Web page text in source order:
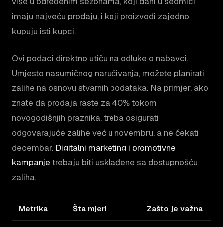
imaju najveću prodaju, i koji proizvodi zajedno
kupuju isti kupci.
Ovi podaci direktno utiču na odluke o nabavci.
Umjesto nasumičnog naručivanja, možete planirati
zalihe na osnovu stvarnih podataka. Na primjer, ako
znate da prodaja raste za 40% tokom
novogodišnjih praznika, treba osigurati
odgovarajuće zalihe već u novembru, a ne čekati
decembar. Digitalni marketing i promotivne
kampanje trebaju biti usklađene sa dostupnošću
zaliha.
Metrika Šta mjeri Zašto je važna